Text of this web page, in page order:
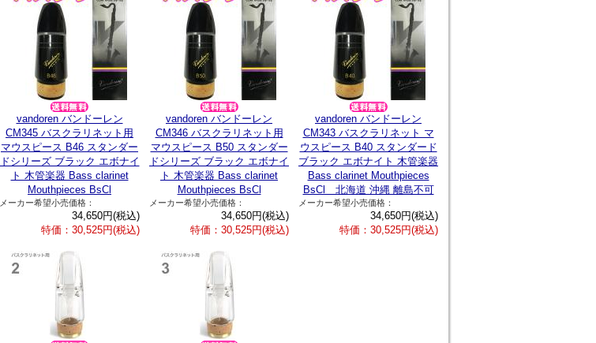
vandoren バンドーレン
CM345 バスクラリネット用
マウスピース B46 スタンダー
ドシリーズ ブラック エボナイ
ト 木管楽器 Bass clarinet
Mouthpieces BsCl
メーカー希望小売価格：
34,650円(税込)
特価：30,525円(税込)
vandoren バンドーレン
CM346 バスクラリネット用
マウスピース B50 スタンダー
ドシリーズ ブラック エボナイ
ト 木管楽器 Bass clarinet
Mouthpieces BsCl
メーカー希望小売価格：
34,650円(税込)
特価：30,525円(税込)
vandoren バンドーレン
CM343 バスクラリネット マ
ウスピース B40 スタンダード
ブラック エボナイト 木管楽器
Bass clarinet Mouthpieces
BsCl 北海道 沖縄 離島不可
メーカー希望小売価格：
34,650円(税込)
特価：30,525円(税込)